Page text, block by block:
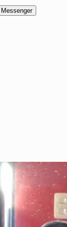
Messenger